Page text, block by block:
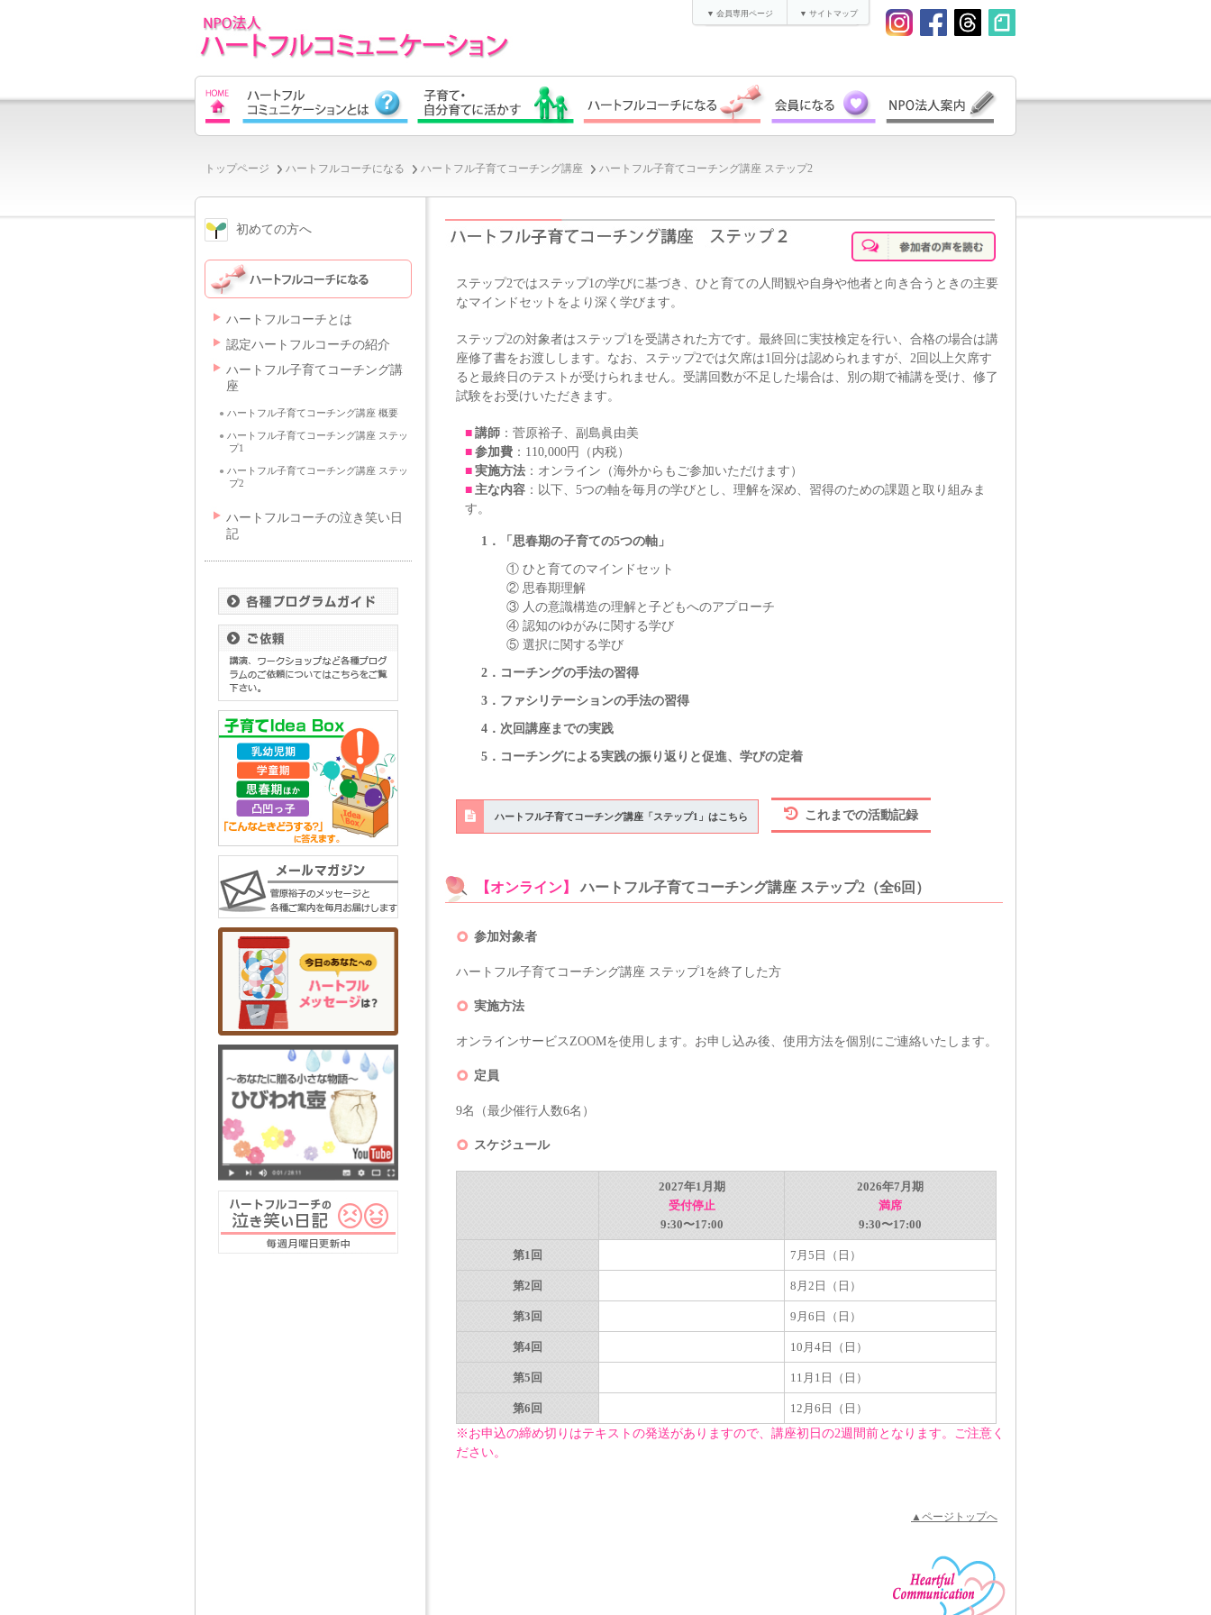
▼ 会員専用ページ ▼ サイトマップ
トップページ ハートフルコーチになる ハートフル子育てコーチング講座 ハートフル子育てコーチング講座 ステップ2
ステップ2ではステップ1の学びに基づき、ひと育ての人間観や自身や他者と向き合うときの主要
なマインドセットをより深く学びます。
ステップ2の対象者はステップ1を受講された方です。最終回に実技検定を行い、合格の場合は講
座修了書をお渡しします。なお、ステップ2では欠席は1回分は認められますが、2回以上欠席す
ると最終日のテストが受けられません。受講回数が不足した場合は、別の期で補講を受け、修了
試験をお受けいただきます。
講師 ：菅原裕子、副島眞由美
参加費 ：110,000円（内税）
実施方法 ：オンライン（海外からもご参加いただけます）
主な内容 ：以下、5つの軸を毎月の学びとし、理解を深め、習得のための課題と取り組みま
す。
1．「思春期の子育ての5つの軸」
① ひと育てのマインドセット
② 思春期理解
③ 人の意識構造の理解と子どもへのアプローチ
④ 認知のゆがみに関する学び
⑤ 選択に関する学び
2．コーチングの手法の習得
3．ファシリテーションの手法の習得
4．次回講座までの実践
5．コーチングによる実践の振り返りと促進、学びの定着
ハートフル子育てコーチング講座「ステップ1」はこちら これまでの活動記録
【オンライン】 ハートフル子育てコーチング講座 ステップ2（全6回）
参加対象者
ハートフル子育てコーチング講座 ステップ1を終了した方
実施方法
オンラインサービスZOOMを使用します。お申し込み後、使用方法を個別にご連絡いたします。
定員
9名（最少催行人数6名）
スケジュール
2027年1月期
受付停止
9:30〜17:00
2026年7月期
満席
9:30〜17:00
第1回 7月5日（日）
第2回 8月2日（日）
第3回 9月6日（日）
第4回 10月4日（日）
第5回 11月1日（日）
第6回
12月6日（日）
※お申込の締め切りはテキストの発送がありますので、講座初日の2週間前となります。ご注意く
ださい。
▲ページトップへ
初めての方へ
ハートフルコーチとは
認定ハートフルコーチの紹介
ハートフル子育てコーチング講
座
● ハートフル子育てコーチング講座 概要
● ハートフル子育てコーチング講座 ステッ
プ1
● ハートフル子育てコーチング講座 ステッ
プ2
ハートフルコーチの泣き笑い日
記